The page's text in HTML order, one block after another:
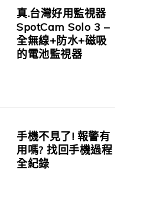
真.台灣好用監視器
SpotCam Solo 3 –
全無線+防水+磁吸
的電池監視器
手機不見了! 報警有
用嗎? 找回手機過程
全紀錄